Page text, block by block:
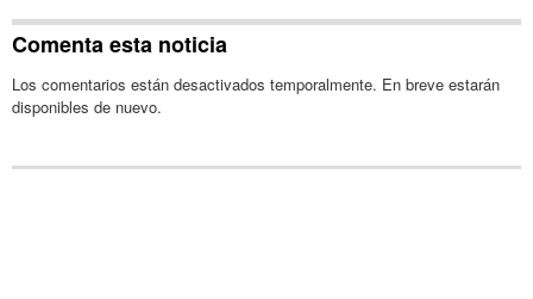
Comenta esta noticia
Los comentarios están desactivados temporalmente. En breve estarán
disponibles de nuevo.